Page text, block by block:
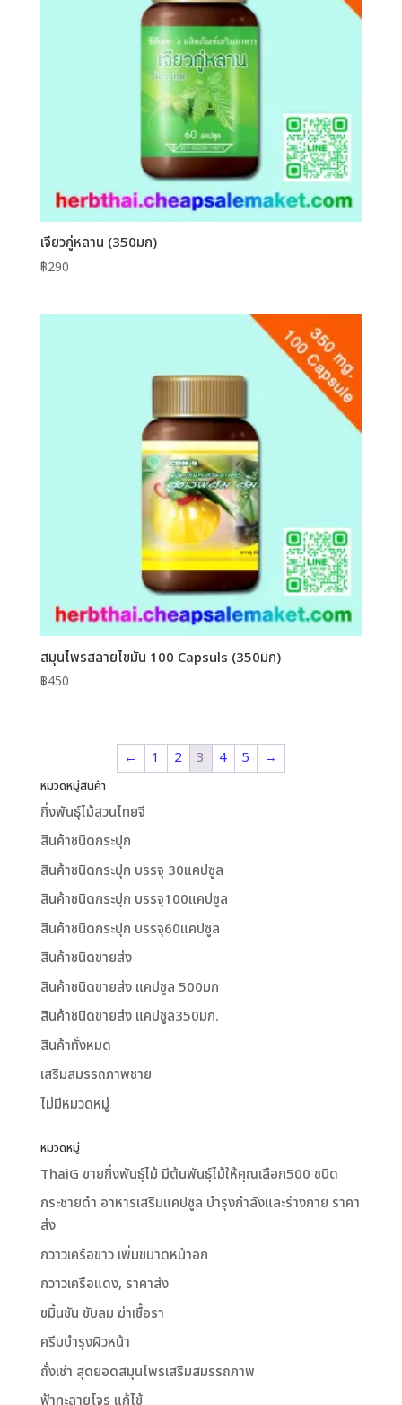
เจียวกู่หลาน (350มก)
฿290
สมุนไพรสลายไขมัน 100 Capsuls (350มก)
฿450
← 1 2 3 4 5 →
หมวดหมู่สินค้า
กิ่งพันธุ์ไม้สวนไทยจี
สินค้าชนิดกระปุก
สินค้าชนิดกระปุก บรรจุ 30แคปซูล
สินค้าชนิดกระปุก บรรจุ100แคปซูล
สินค้าชนิดกระปุก บรรจุ60แคปซูล
สินค้าชนิดขายส่ง
สินค้าชนิดขายส่ง แคปซูล 500มก
สินค้าชนิดขายส่ง แคปซูล350มก.
สินค้าทั้งหมด
เสริมสมรรถภาพชาย
ไม่มีหมวดหมู่
หมวดหมู่
ThaiG ขายกิ่งพันธุ์ไม้ มีต้นพันธุ์ไม้ให้คุณเลือก500 ชนิด
กระชายดำ อาหารเสริมแคปซูล บำรุงกำลังและร่างกาย ราคา
ส่ง
กวาวเครือขาว เพิ่มขนาดหน้าอก
กวาวเครือแดง, ราคาส่ง
ขมิ้นชัน ขับลม ฆ่าเชื้อรา
ครีมบำรุงผิวหน้า
ถั่งเช่า สุดยอดสมุนไพรเสริมสมรรถภาพ